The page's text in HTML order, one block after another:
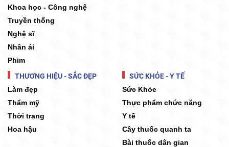
Khoa học - Công nghệ
Truyền thống
Nghệ sĩ
Nhân ái
Phim
THƯƠNG HIỆU - SẮC ĐẸP
Làm đẹp
Thẩm mỹ
Thời trang
Hoa hậu
SỨC KHỎE - Y TẾ
Sức Khỏe
Thực phẩm chức năng
Y tế
Cây thuốc quanh ta
Bài thuốc dân gian